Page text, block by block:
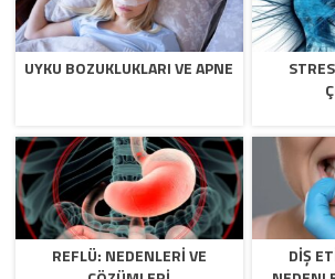
UYKU BOZUKLUKLARI VE APNE
REFLÜ: NEDENLERI VE
DIŞ